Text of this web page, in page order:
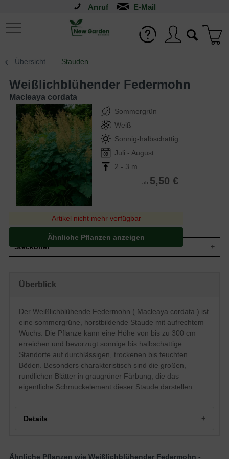
Anruf
Übersicht Stauden
Weißlichblühender Federmohn
Macleaya cordata
Sommergrün
Weiß
Sonnig-halbschattig
Juli - August
2 - 3 m
ab 5,50 €
Artikel nicht mehr verfügbar
Ähnliche Pflanzen anzeigen
Steckbrief
Wuchshöhe
Frucht
Unscheinbar
Blüte
Weißlich, rispenförmig
Blütezeit
Juli bis August
Wurzeln
Unterirdische Rhizome
Boden
Durchlässige, trockene bis feuchte
Untergründe
Standort
Sonnig bis halbschattig
Pflanzen pro
Eigenschaften Das schöne Blattwerk ist ganz eindeutig
Überblick
Der Weißlichblühende Federmohn ( Macleaya cordata ) ist
eine sommergrüne, horstbildende Staude mit aufrechtem
Wuchs. Die Pflanze kann eine Höhe von bis zu 300 cm
erreichen und bevorzugt sonnige bis halbschattige
Standorte auf durchlässigen, trockenen bis feuchten
Böden. Besonders charakteristisch sind die großen,
rundlichen Blätter in graugrüner Färbung, die das
eigentliche Schmuckelement dieser Staude darstellen.
Details
Ähnliche Pflanzen wie Weißlichblühender Federmohn -